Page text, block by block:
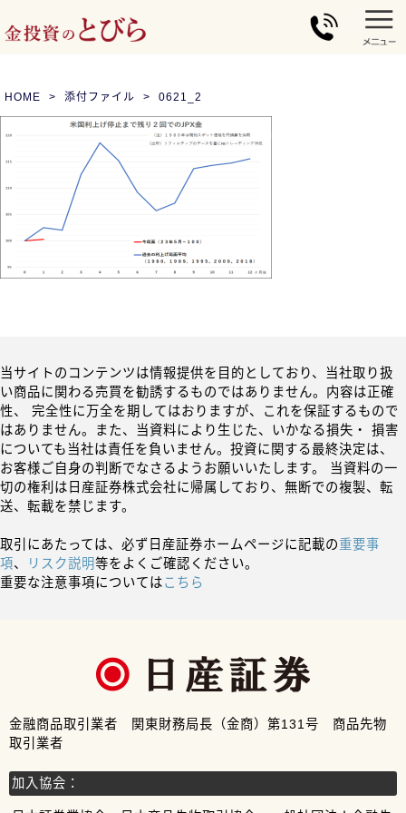
HOME 添付ファイル 0621_2
当サイトのコンテンツは情報提供を目的としており、当社取り扱
い商品に関わる売買を勧誘するものではありません。内容は正確
性、 完全性に万全を期してはおりますが、これを保証するもので
はありません。また、当資料により生じた、いかなる損失・ 損害
についても当社は責任を負いません。投資に関する最終決定は、
お客様ご自身の判断でなさるようお願いいたします。 当資料の一
切の権利は日産証券株式会社に帰属しており、無断での複製、転
送、転載を禁じます。
取引にあたっては、必ず日産証券ホームページに記載の重要事
項、 リスク説明等をよくご確認ください。
重要な注意事項についてはこちら
金融商品取引業者 関東財務局長（金商）第131号 商品先物
取引業者
加入協会：